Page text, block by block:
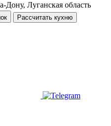
Дону, Луганская область
Рассчитать кухню